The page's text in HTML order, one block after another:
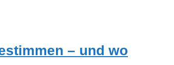
– und wo